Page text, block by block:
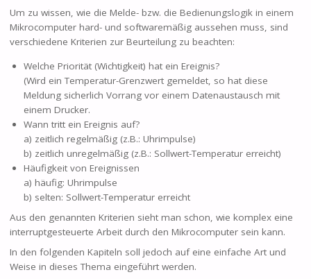
Um zu wissen, wie die Melde- bzw. die Bedienungslogik in einem
Mikrocomputer hard- und softwaremäßig aussehen muss, sind
verschiedene Kriterien zur Beurteilung zu beachten:
Welche Priorität (Wichtigkeit) hat ein Ereignis?
(Wird ein Temperatur-Grenzwert gemeldet, so hat diese
Meldung sicherlich Vorrang vor einem Datenaustausch mit
einem Drucker.
Wann tritt ein Ereignis auf?
a) zeitlich regelmäßig (z.B.: Uhrimpulse)
b) zeitlich unregelmäßig (z.B.: Sollwert-Temperatur erreicht)
Häufigkeit von Ereignissen
a) häufig: Uhrimpulse
b) selten: Sollwert-Temperatur erreicht
Aus den genannten Kriterien sieht man schon, wie komplex eine
interruptgesteuerte Arbeit durch den Mikrocomputer sein kann.
In den folgenden Kapiteln soll jedoch auf eine einfache Art und
Weise in dieses Thema eingeführt werden.